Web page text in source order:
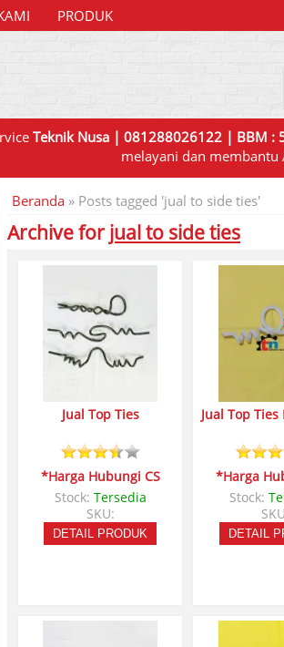
PRODUK
Teknik Nusa | 081288026122 | BBM :
melayani dan membantu
Beranda » Posts tagged 'jual to side ties'
Archive forjual to side ties
Jual Top Ties
*Harga Hubungi CS
Stock: Tersedia
SKU:
DETAIL PRODUK
Jual Top
*Harga
Stock:
DETAIL